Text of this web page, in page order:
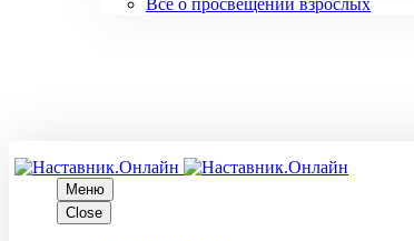
Все о просвещении взрослых
Меню
Close